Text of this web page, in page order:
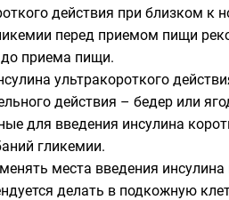
действия при близком
перед приемом пищи
до приема пищи.
ультракороткого
действия – бедер или
для введения инсулина
гликемии.
места введения
делать в подкожную